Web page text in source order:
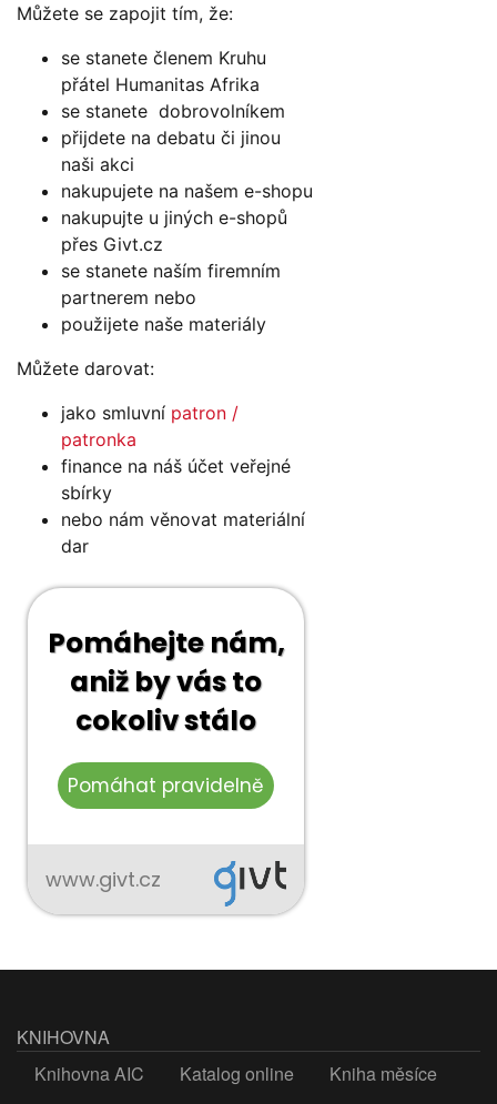
Můžete se zapojit tím, že:
se stanete členem Kruhu
přátel Humanitas Afrika
se stanete dobrovolníkem
přijdete na debatu či jinou
naši akci
nakupujete na našem e-shopu
nakupujte u jiných e-shopů
přes Givt.cz
se stanete naším firemním
partnerem nebo
použijete naše materiály
Můžete darovat:
jako smluvní patron /
patronka
finance na náš účet veřejné
sbírky
nebo nám věnovat materiální
dar
KNIHOVNA
Knihovna AIC
Katalog online
Kniha měsíce